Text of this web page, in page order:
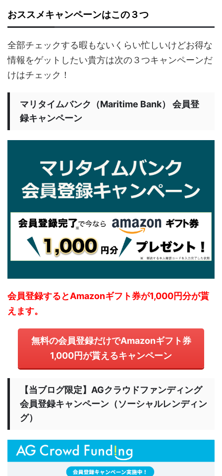
おススメキャンペーンはこの３つ
全部チェックする暇もないくらい忙しいけどお得な
情報をゲットしたい貴方は次の３つキャンペーンだ
けはチェック！
マリタイムバンク（Maritime Bank） 会員登
録キャンペーン
会員登録するとAmazonギフト券が1,000円分が貰
えます。
無料の会員登録だけでAmazonギフト券
1,000円が貰えるキャンペーン
【当ブログ限定】AGクラウドファンディング
会員登録キャンペーン（ソーシャルレンディン
グ）